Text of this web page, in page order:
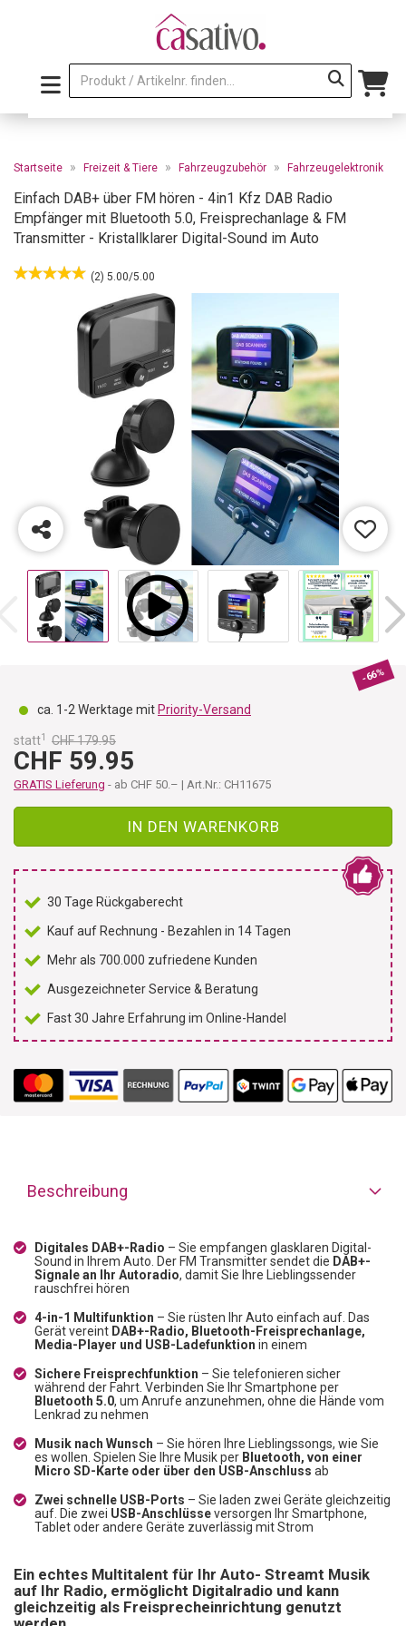
Startseite » Freizeit & Tiere » Fahrzeugzubehör » Fahrzeugelektronik
Einfach DAB+ über FM hören - 4in1 Kfz DAB Radio
Empfänger mit Bluetooth 5.0, Freisprechanlage & FM
Transmitter - Kristallklarer Digital-Sound im Auto
(2) 5.00/5.00
-66%
ca. 1-2 Werktage mit Priority-Versand
statt1 CHF 179.95
CHF 59.95
GRATIS Lieferung - ab CHF 50.– | Art.Nr.: CH11675
IN DEN WARENKORB
30 Tage Rückgaberecht
Kauf auf Rechnung - Bezahlen in 14 Tagen
Mehr als 700.000 zufriedene Kunden
Ausgezeichneter Service & Beratung
Fast 30 Jahre Erfahrung im Online-Handel
Beschreibung
Digitales DAB+-Radio – Sie empfangen glasklaren Digital-
Sound in Ihrem Auto. Der FM Transmitter sendet die DAB+-
Signale an Ihr Autoradio, damit Sie Ihre Lieblingssender
rauschfrei hören
4-in-1 Multifunktion – Sie rüsten Ihr Auto einfach auf. Das
Gerät vereint DAB+-Radio, Bluetooth-Freisprechanlage,
Media-Player und USB-Ladefunktion in einem
Sichere Freisprechfunktion – Sie telefonieren sicher
während der Fahrt. Verbinden Sie Ihr Smartphone per
Bluetooth 5.0, um Anrufe anzunehmen, ohne die Hände vom
Lenkrad zu nehmen
Musik nach Wunsch – Sie hören Ihre Lieblingssongs, wie Sie
es wollen. Spielen Sie Ihre Musik per Bluetooth, von einer
Micro SD-Karte oder über den USB-Anschluss ab
Zwei schnelle USB-Ports – Sie laden zwei Geräte gleichzeitig
auf. Die zwei USB-Anschlüsseversorgen Ihr Smartphone,
Tablet oder andere Geräte zuverlässig mit Strom
Ein echtes Multitalent für Ihr Auto- Streamt Musik
auf Ihr Radio, ermöglicht Digitalradio und kann
gleichzeitig als Freisprecheinrichtung genutzt